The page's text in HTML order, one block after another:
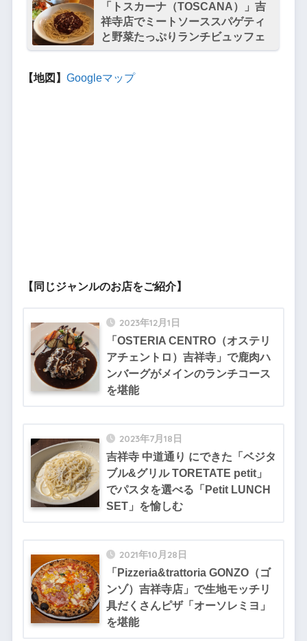
「トスカーナ（TOSCANA）」吉
祥寺店でミートソーススパゲティ
と野菜たっぷりランチビュッフェ
【地図】 Googleマップ
【同じジャンルのお店をご紹介】
2023年12月1日
「OSTERIA CENTRO（オステリ
アチェントロ）吉祥寺」で鹿肉ハ
ンバーグがメインのランチコース
を堪能
2023年7月18日
吉祥寺 中道通り にできた「ベジタ
ブル&グリル TORETATE petit」
でパスタを選べる「Petit LUNCH
SET」を愉しむ
2021年10月28日
「Pizzeria&trattoria GONZO（ゴ
ンゾ）吉祥寺店」で生地モッチリ
具だくさんピザ「オーソレミヨ」
を堪能